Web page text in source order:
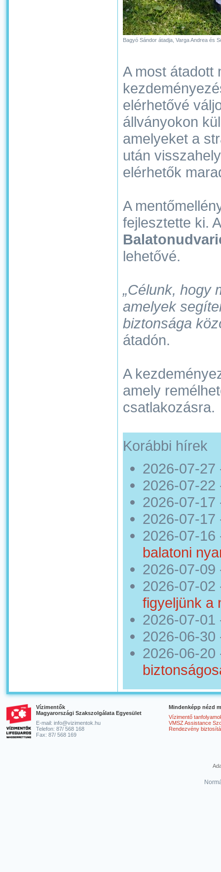
Bagyó Sándor átadja, Varga Andrea és
A most átadott
elérhetővé
állványokon
amelyeket a
után
elérhetők
A
fejlesztette ki.
lehetővé.
„Célunk, hogy
amelyek
biztonsága
átadón.
A
amely
csatlakozásra.
Korábbi hírek
2026-07-27
2026-07-22
2026-07-17
2026-07-17
2026-07-16
balatoni
2026-07-09
2026-07-02
figyeljünk a
2026-07-01
2026-06-30
2026-06-20
Vízimentők
Magyarországi Szakszolgálata Egyesület
E-mail: info@vizimentok.hu
Telefon: 87/ 568 168
Fax: 87/ 568 169
Mindenképp nézd
Vízimentő
VMSZ Assistance
Rendezvény